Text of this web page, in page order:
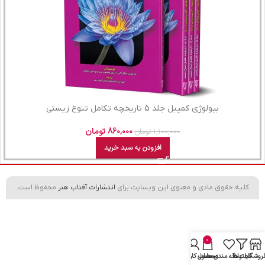
بیولوژی کمپبل جلد 5 تاریخچه تکامل تنوع زیستی
۱,۱۰۰,۰۰۰ تومان ۸۶۰,۰۰۰ تومان
افزودن به سبد خرید
کلیه حقوق مادی و معنوی این وبسایت برای انتشارات آفتاب هنر محفوظ است.
فیلتر هاعلاقه مندی ها
0
محصول
حساب کاربری من